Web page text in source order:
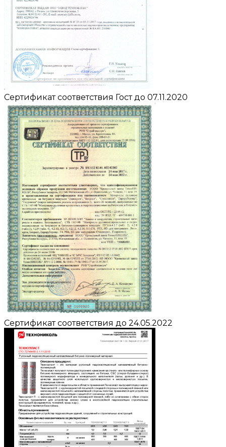
Сертификат соответствия Гост до 07.11.2020
Сертификат соответствия до 24.05.2022